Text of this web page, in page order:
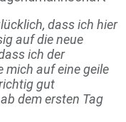
dass ich hier
auf die neue
ich der
mich auf eine geile
gut
dem ersten Tag